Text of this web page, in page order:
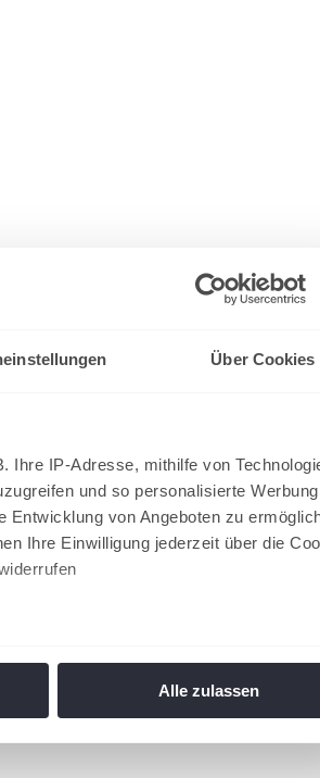
Über Cookies
Ihre IP-Adresse, mithilfe von
und so personalisierte
Entwicklung von Angeboten zu
Ihre Einwilligung jederzeit über die
Alle zulassen